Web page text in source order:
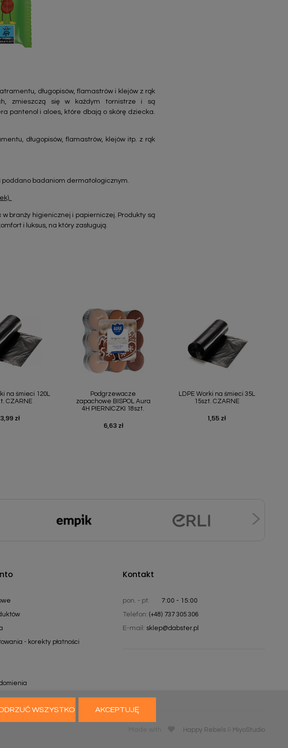
długopisów, flamastrów i klejów z rąk
zmieszczą się w każdym tornistrze i są
pantenol i aloes, które dbają o skórę dziecka.
długopisów, flamastrów, klejów itp. z rąk
poddano badaniom dermatologicznym.
w branży higienicznej i papierniczej. Produkty są
i luksus, na który zasługują.
na śmieci 120L
CZARNE
Cena
3,99 zł
Podgrzewacze
zapachowe BISPOL Aura
4H PIERNICZKI 18szt.
Cena
6,63 zł
LDPE Worki na śmieci 35L
15szt. CZARNE
Cena
1,55 zł
- korekty płatności
WSZYSTKO AKCEPTUJĘ
Kontakt
pon. - pt.
7:00 - 15:00
Telefon: (+48) 737 305 306
E-mail: sklep@dabster.pl
Happy Rebels MiyoStudio